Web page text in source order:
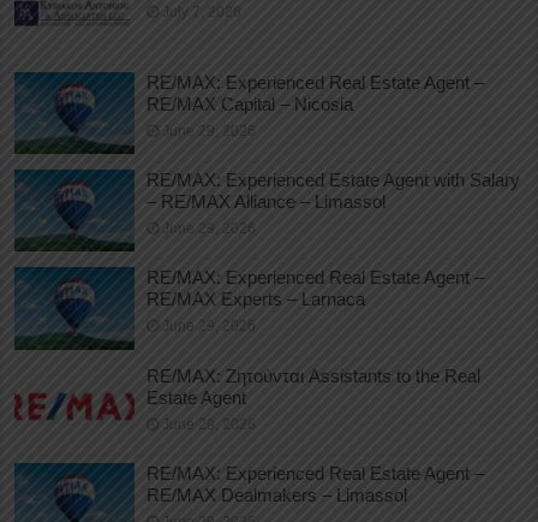
July 7, 2026
RE/MAX: Experienced Real Estate Agent –
RE/MAX Capital – Nicosia
June 29, 2026
RE/MAX: Experienced Estate Agent with Salary
– RE/MAX Alliance – Limassol
June 29, 2026
RE/MAX: Experienced Real Estate Agent –
RE/MAX Experts – Larnaca
June 29, 2026
RE/MAX: Ζητούνται Assistants to the Real
Estate Agent
June 29, 2026
RE/MAX: Experienced Real Estate Agent –
RE/MAX Dealmakers – Limassol